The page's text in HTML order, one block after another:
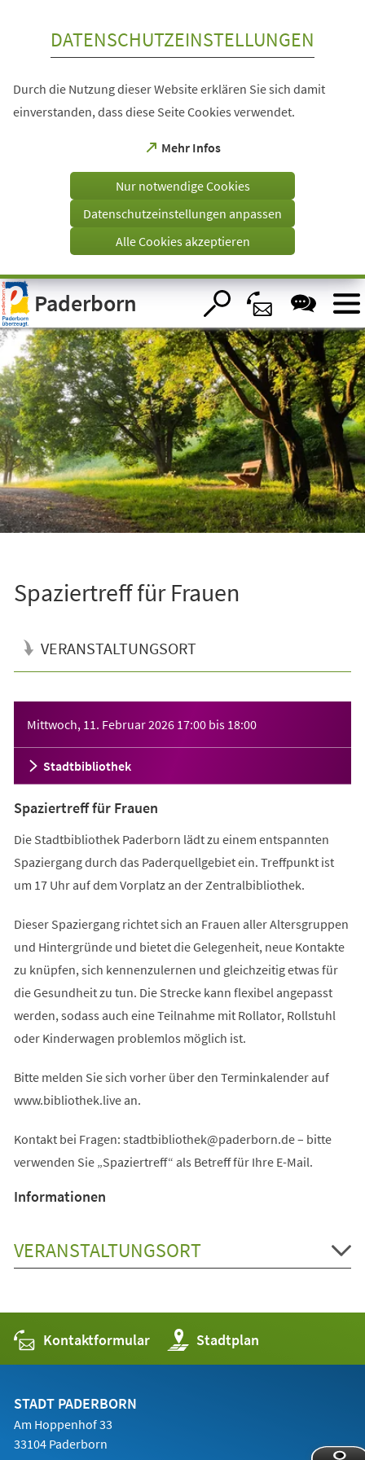
Visuelle
Assistenzsoftware
öffnen.
DATENSCHUTZEINSTELLUNGEN
Durch die Nutzung dieser Website erklären Sie sich damit
einverstanden, dass diese Seite Cookies verwendet.
Mehr Infos
(Öffnet
einem
Tab)
Nur notwendige Cookies
Datenschutzeinstellungen anpassen
Alle Cookies akzeptieren
Paderborn
Spaziertreff für Frauen
VERANSTALTUNGSORT
Mittwoch, 11. Februar 2026 17:00 bis 18:00
Stadtbibliothek
Spaziertreff für Frauen
Die Stadtbibliothek Paderborn lädt zu einem entspannten
Spaziergang durch das Paderquellgebiet ein. Treffpunkt ist
um 17 Uhr auf dem Vorplatz an der Zentralbibliothek.
Dieser Spaziergang richtet sich an Frauen aller Altersgruppen
und Hintergründe und bietet die Gelegenheit, neue Kontakte
zu knüpfen, sich kennenzulernen und gleichzeitig etwas für
die Gesundheit zu tun. Die Strecke kann flexibel angepasst
werden, sodass auch eine Teilnahme mit Rollator, Rollstuhl
oder Kinderwagen problemlos möglich ist.
Bitte melden Sie sich vorher über den Terminkalender auf
www.bibliothek.live an.
Kontakt bei Fragen: stadtbibliothek paderborn de– bitte
verwenden Sie „Spaziertreff“ als Betreff für Ihre E-Mail.
Informationen
VERANSTALTUNGSORT
Kontaktformular Stadtplan
(Öffnet
in
einem
STADT PADERBORN
Am Hoppenhof 33
33104 Paderborn